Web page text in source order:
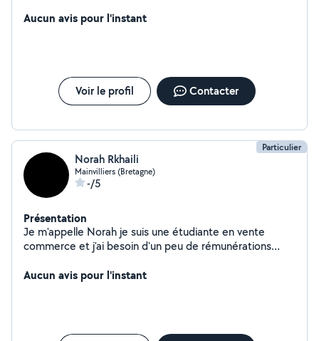
Aucun avis pour l'instant
Voir le profil Contacter
Particulier
Norah Rkhaili
Mainvilliers (Bretagne)
-/5
Présentation
Je m'appelle Norah je suis une étudiante en vente
commerce et j'ai besoin d'un peu de rémunérations
présente mais service de femme de ménage,co
Aucun avis pour l'instant